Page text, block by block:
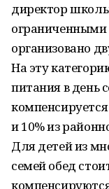
директор
ограниченными
организовано
На эту
питания в день
и 10% из
Для детей из
семей обед